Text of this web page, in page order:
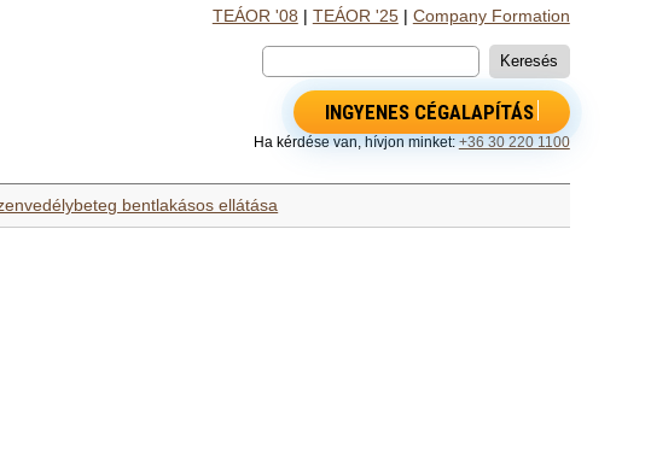
TEÁOR '08 TEÁOR '25| Company Formation
INGYENES CÉGALAPÍTÁS
Ha kérdése van, hívjon minket: +36 30 220 1100
bentlakásos ellátása